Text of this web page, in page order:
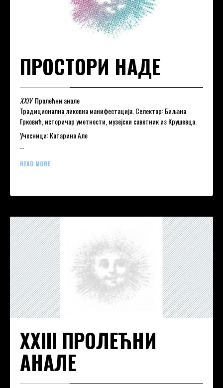
ПРОСТОРИ НАДЕ
XXIVПролећни анале
Традиционална ликовна манифестација. Селектор: Биљана
Грковић, историчар уметности, музејски саветник из Крушевца.
Учесници: Катарина Але
…
READ MORE
XXIII ПРОЛЕЋНИ
АНАЛЕ